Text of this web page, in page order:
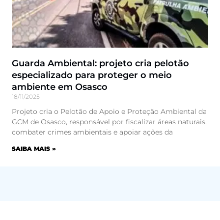
Guarda Ambiental: projeto cria pelotão
especializado para proteger o meio
ambiente em Osasco
18/11/2025
Projeto cria o Pelotão de Apoio e Proteção Ambiental da
GCM de Osasco, responsável por fiscalizar áreas naturais,
combater crimes ambientais e apoiar ações da
SAIBA MAIS »